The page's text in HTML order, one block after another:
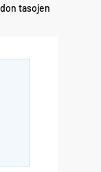
tasojen